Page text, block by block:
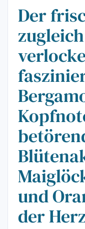
Der
und
der